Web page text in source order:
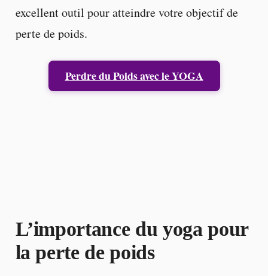
excellent outil pour atteindre votre objectif de
perte de poids.
Perdre du Poids avec le YOGA
L’importance du yoga pour
la perte de poids